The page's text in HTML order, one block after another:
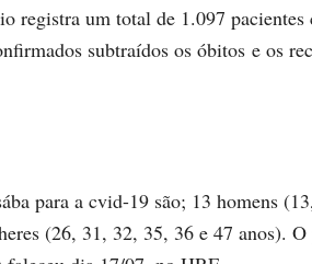
um total de 1.097 pacientes
subtraídos os óbitos e os
para a cvid-19 são; 13 homens
(26, 31, 32, 35, 36 e 47 anos). O